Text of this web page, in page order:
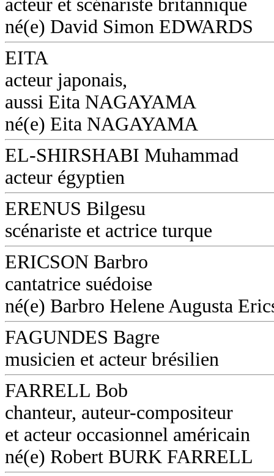
acteur et scénariste britannique
né(e) David Simon EDWARDS
EITA
acteur japonais,
aussi Eita NAGAYAMA
né(e) Eita NAGAYAMA
EL-SHIRSHABI Muhammad
acteur égyptien
ERENUS Bilgesu
scénariste et actrice turque
ERICSON Barbro
cantatrice suédoise
né(e) Barbro Helene Augusta
FAGUNDES Bagre
musicien et acteur brésilien
FARRELL Bob
chanteur, auteur-compositeur
et acteur occasionnel américain
né(e) Robert BURK FARRELL